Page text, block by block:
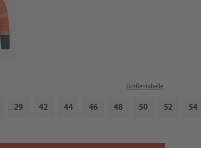
Größentabelle
29 42 44 46 48 50 52 54